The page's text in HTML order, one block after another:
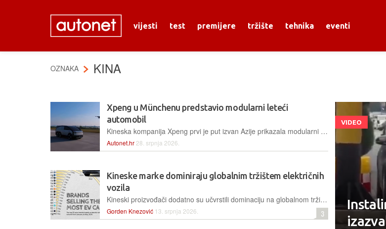
vijesti test premijere tržište tehnika eventi
OZNAKA KINA
Xpeng u Münchenu predstavio modularni leteći
automobil
Kineska kompanija Xpeng prvi je put izvan Azije prikazala modularni leteći automobil s odvojivom letjelicom, čija je masovna proizvodnja planirana već za ovu godinu
Autonet.hr 28. srpnja 2026.
Kineske marke dominiraju globalnim tržištem električnih
vozila
Kineski proizvođači dodatno su učvrstili dominaciju na globalnom tržištu električnih vozila
Gorden Knezović 13. srpnja 2026. 3
VIDEO